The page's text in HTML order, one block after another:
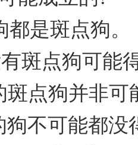
是斑点狗。
点狗可能
狗并非可
不可能都没